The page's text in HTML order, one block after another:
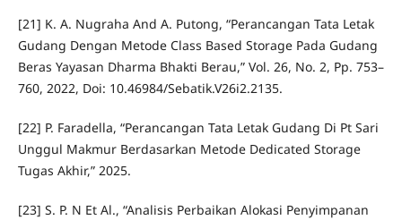
[21] K. A. Nugraha And A. Putong, “Perancangan Tata Letak
Gudang Dengan Metode Class Based Storage Pada Gudang
Beras Yayasan Dharma Bhakti Berau,” Vol. 26, No. 2, Pp. 753–
760, 2022, Doi: 10.46984/Sebatik.V26i2.2135.
[22] P. Faradella, “Perancangan Tata Letak Gudang Di Pt Sari
Unggul Makmur Berdasarkan Metode Dedicated Storage
Tugas Akhir,” 2025.
[23] S. P. N Et Al., “Analisis Perbaikan Alokasi Penyimpanan